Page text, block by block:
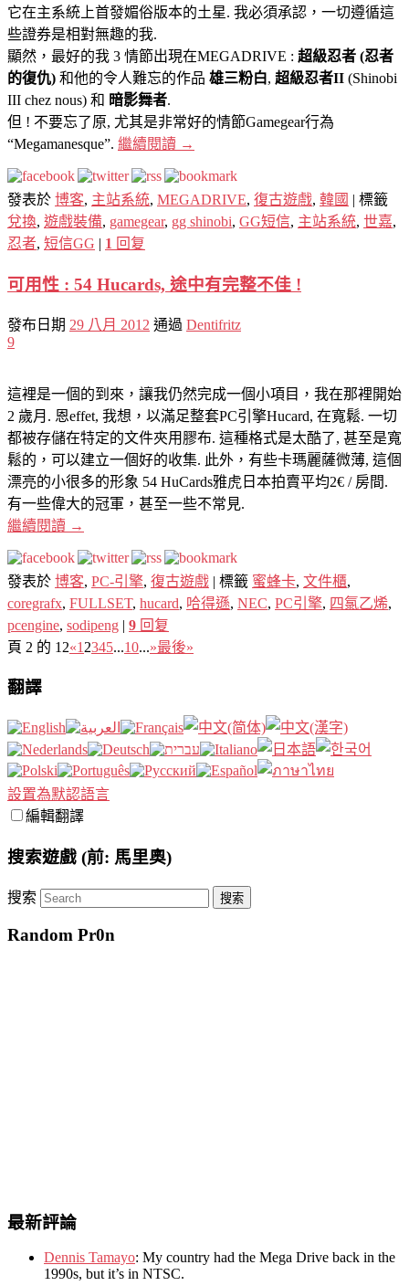
它在主系統上首發媚俗版本的土星. 我必須承認，一切遵循這
些證券是相對無趣的我.
顯然，最好的我 3 情節出現在MEGADRIVE : 超級忍者 (忍者
的復仇) 和他的令人難忘的作品 雄三粉白, 超級忍者II (Shinobi
III chez nous) 和 暗影舞者.
但 ! 不要忘了原, 尤其是非常好的情節Gamegear行為
“Megamanesque”. 繼續閱讀 →
發表於 博客, 主站系統, MEGADRIVE, 復古遊戲, 韓國 | 標籤
兌換, 遊戲裝備, gamegear, gg shinobi, GG短信, 主站系統, 世嘉,
忍者, 短信GG | 1 回复
可用性 : 54 Hucards, 途中有完整不佳 !
發布日期 29 八月 2012 通過 Dentifritz
9
這裡是一個的到來，讓我仍然完成一個小項目，我在那裡開始
2 歲月. 恩effet, 我想，以滿足整套PC引擎Hucard, 在寬鬆. 一切
都被存儲在特定的文件夾用膠布. 這種格式是太酷了, 甚至是寬
鬆的，可以建立一個好的收集. 此外，有些卡瑪麗薩微薄, 這個
漂亮的小很多的形象 54 HuCards雅虎日本拍賣平均2€ / 房間.
有一些偉大的冠軍，甚至一些不常見.
繼續閱讀 →
發表於 博客, PC-引擎, 復古遊戲 | 標籤 蜜蜂卡, 文件櫃,
coregrafx, FULLSET, hucard, 哈得遜, NEC, PC引擎, 四氯乙烯,
pcengine, sodipeng | 9 回复
頁 2 的 12«1 2345...10...»最後»
翻譯
設置為默認語言
編輯翻譯
搜索遊戲 (前: 馬里奧)
搜索
Random Pr0n
最新評論
Dennis Tamayo: My country had the Mega Drive back in the
1990s, but it’s in NTSC.